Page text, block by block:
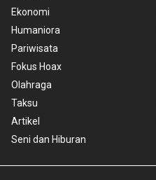
Ekonomi
Humaniora
Pariwisata
Fokus Hoax
Olahraga
Taksu
Artikel
Seni dan Hiburan